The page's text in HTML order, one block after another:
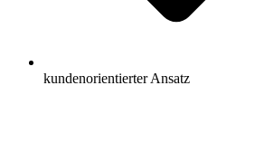
kundenorientierter Ansatz